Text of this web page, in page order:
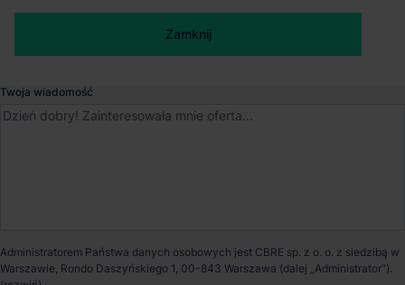
Dostępność Niedostępny
z możliwością elastycznego podziału już od 1 620 m², dzięki
czemu sprawdzi się zarówno dla operatorów logistycznych,
Zamknij
Twoja wiadomość
Administratorem Państwa danych osobowych jest CBRE sp. z o. o. z siedzibą w
Warszawie, Rondo Daszyńskiego 1, 00-843 Warszawa (dalej „Administrator”).
Zamknij